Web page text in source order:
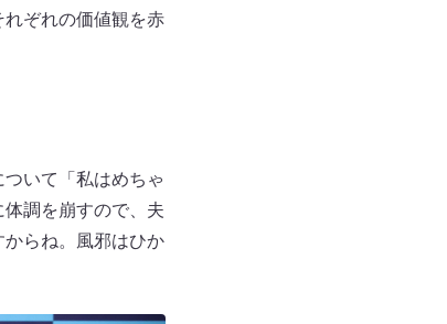
ぞれの価値観を赤
いて「私はめちゃ
調を崩すので、夫
らね。風邪はひか